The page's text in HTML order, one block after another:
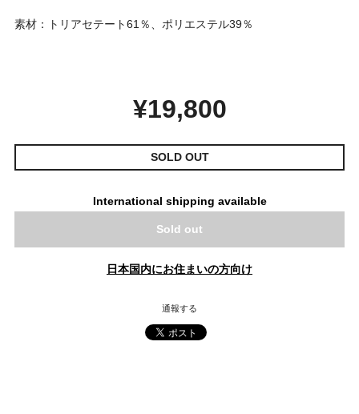
素材：トリアセテート61％、ポリエステル39％
¥19,800
SOLD OUT
International shipping available
Sold out
日本国内にお住まいの方向け
通報する